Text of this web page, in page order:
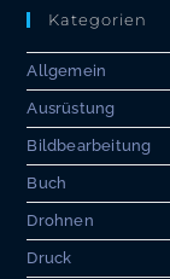
Kategorien
Allgemein
Ausrüstung
Bildbearbeitung
Buch
Drohnen
Druck